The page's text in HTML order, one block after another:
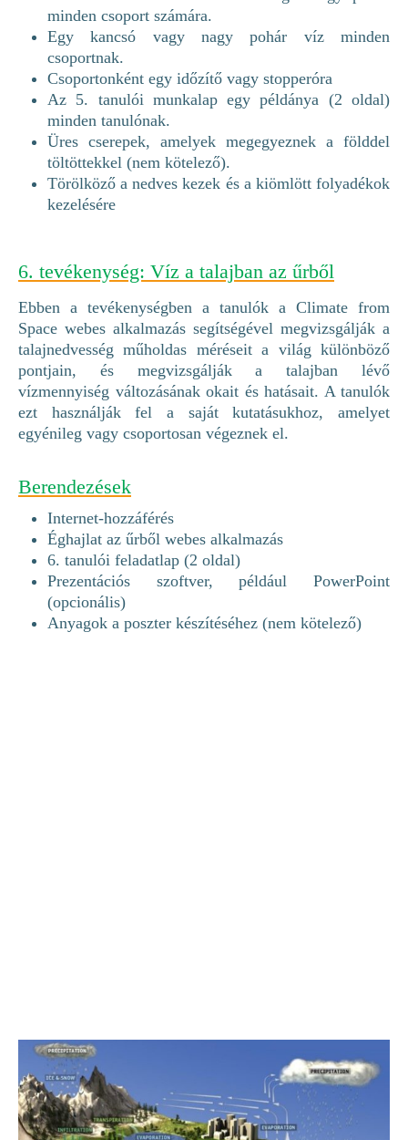
minden csoport számára.
Egy kancsó vagy nagy pohár víz minden
csoportnak.
Csoportonként egy időzítő vagy stopperóra
Az 5. tanulói munkalap egy példánya (2 oldal)
minden tanulónak.
Üres cserepek, amelyek megegyeznek a földdel
töltöttekkel (nem kötelező).
Törölköző a nedves kezek és a kiömlött folyadékok
kezelésére
6. tevékenység: Víz a talajban az űrből
Ebben a tevékenységben a tanulók a Climate from
Space webes alkalmazás segítségével megvizsgálják a
talajnedvesség műholdas méréseit a világ különböző
pontjain, és megvizsgálják a talajban lévő
vízmennyiség változásának okait és hatásait. A tanulók
ezt használják fel a saját kutatásukhoz, amelyet
egyénileg vagy csoportosan végeznek el.
Berendezések
Internet-hozzáférés
Éghajlat az űrből webes alkalmazás
6. tanulói feladatlap (2 oldal)
Prezentációs szoftver, például PowerPoint
(opcionális)
Anyagok a poszter készítéséhez (nem kötelező)